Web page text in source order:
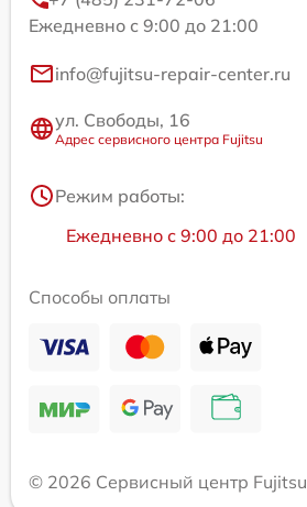
Ежедневно с 9:00 до 21:00
info@fujitsu-repair-center.ru
ул. Свободы, 16
Адрес сервисного центра Fujitsu
Режим работы:
Ежедневно с 9:00 до 21:00
Способы оплаты
© 2026 Сервисный центр Fujitsu